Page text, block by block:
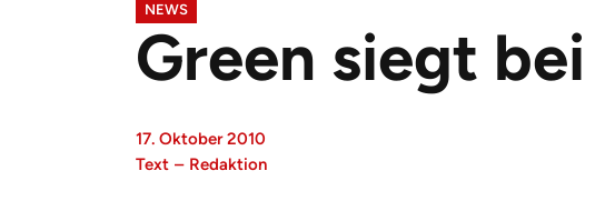
NEWS
Green siegt
17. Oktober 2010
Text – Redaktion